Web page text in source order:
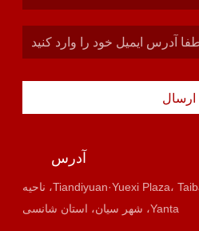
ارسال
آدرس
1-2401 Tiandiyuan·Yuexi Plaza، Taibai South Road، ناحیه
Yanta، شهر سیان، استان شانسی